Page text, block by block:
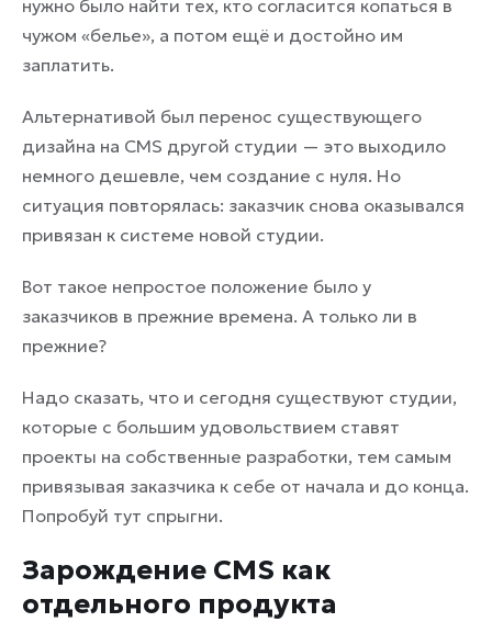
нужно было найти тех, кто согласится копаться в
чужом «белье», а потом ещё и достойно им
заплатить.
Альтернативой был перенос существующего
дизайна на CMS другой студии — это выходило
немного дешевле, чем создание с нуля. Но
ситуация повторялась: заказчик снова оказывался
привязан к системе новой студии.
Вот такое непростое положение было у
заказчиков в прежние времена. А только ли в
прежние?
Надо сказать, что и сегодня существуют студии,
которые с большим удовольствием ставят
проекты на собственные разработки, тем самым
привязывая заказчика к себе от начала и до конца.
Попробуй тут спрыгни.
Зарождение CMS как
отдельного продукта